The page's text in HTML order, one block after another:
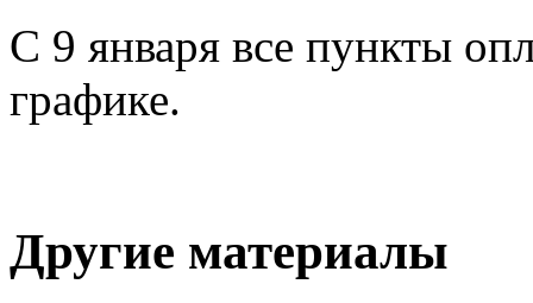
С 9 января все пункты
графике.
Другие материалы